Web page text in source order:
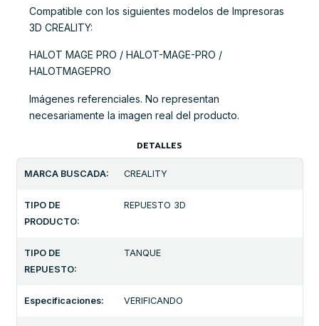
Compatible con los siguientes modelos de Impresoras
3D CREALITY:
HALOT MAGE PRO / HALOT-MAGE-PRO /
HALOTMAGEPRO
Imágenes referenciales. No representan
necesariamente la imagen real del producto.
DETALLES
MARCA BUSCADA: CREALITY
TIPO DE
PRODUCTO:
REPUESTO 3D
TIPO DE
REPUESTO:
TANQUE
Especificaciones: VERIFICANDO